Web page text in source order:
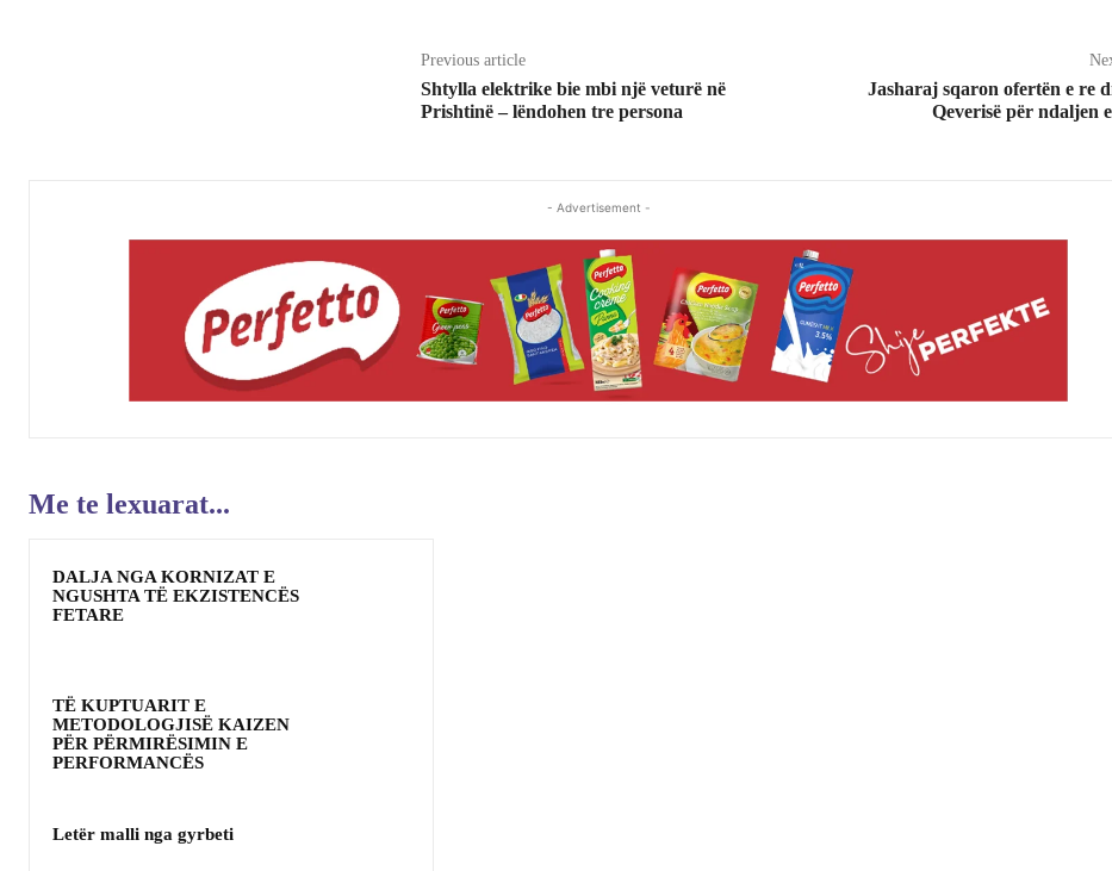
Previous article
Shtylla elektrike bie mbi një veturë në
Prishtinë – lëndohen tre persona
Jasharaj sqaron ofertën e re
Qeverisë për ndaljen
- Advertisement -
Me te lexuarat...
DALJA NGA KORNIZAT E
NGUSHTA TË EKZISTENCËS
FETARE
TË KUPTUARIT E
METODOLOGJISË KAIZEN
PËR PËRMIRËSIMIN E
PERFORMANCËS
Letër malli nga gyrbeti